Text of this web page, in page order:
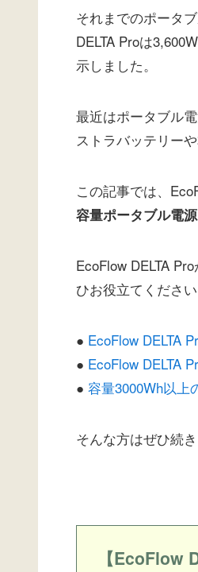
それまでのポータ
DELTA Proは
示しました。
最近はポータブル
ストラバッテリー
この記事では、
容量ポータブル電
EcoFlow DELTA
ひお役立てください
● EcoFlow DELTA
● EcoFlow DELTA
● 容量3000Wh以上
そんな方はぜひ続
【EcoFlow